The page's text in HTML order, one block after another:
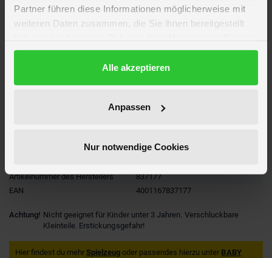
Partner führen diese Informationen möglicherweise mit
weiteren Daten zusammen, die Sie ihnen bereitgestellt
gesammelt haben.
DatenschutzerklärungAlle akzeptieren
Anpassen
Nur notwendige Cookies
Lieferumfang
Artikelmerkmale
Farbe
Länge ca. 26,4 cm
Baby Born
Artikelnummer des Herstellers
837177
EAN
4001167837177
Achtung! Nicht geeignet für Kinder unter 3 Jahren. Verschluckbare
Kleinteile. Erstickungsgefahr!
Hier findest du mehr Spielzeug oder passendes hierzu unter BABY